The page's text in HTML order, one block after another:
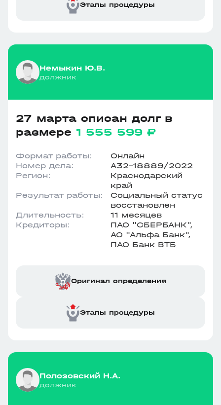
Этапы процедуры
Немыкин Ю.В.
должник
27 марта списан долг в
размере 1 555 599 ₽
Формат работы:
Онлайн
Номер дела:
А32-18889/2022
Регион:
Краснодарский
край
Результат работы:
Социальный статус
восстановлен
Длительность:
11 месяцев
Кредиторы:
ПАО "СБЕРБАНК",
АО "Альфа Банк",
ПАО Банк ВТБ
Оригинал определения
Этапы процедуры
Полозовский Н.А.
должник